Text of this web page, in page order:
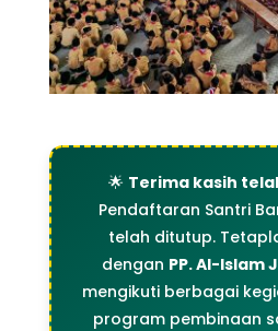
🌟 Terima kasih
Pendaftaran Santri
telah ditutup.
dengan PP. Al-Islam
mengikuti berbagai
program pembinaan